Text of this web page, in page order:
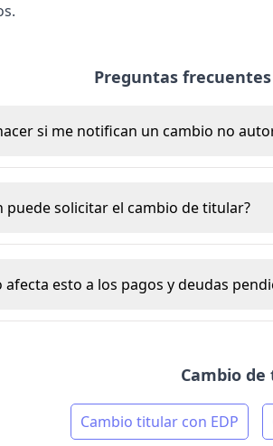
Preguntas
si me notifican un cambio no
puede solicitar el cambio de titular?
afecta esto a los pagos y deudas
Cambio
Cambio titular con EDP